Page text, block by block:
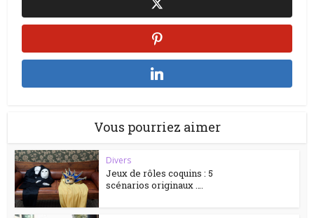
Vous pourriez aimer
Divers
Jeux de rôles coquins : 5
scénarios originaux ….